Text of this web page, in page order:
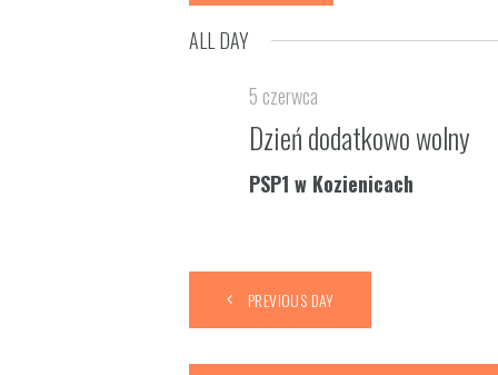
e
e
ALL DAY
5 czerwca
Dzień dodatkowo wolny
PSP1 w Kozienicach
PREVIOUS DAY